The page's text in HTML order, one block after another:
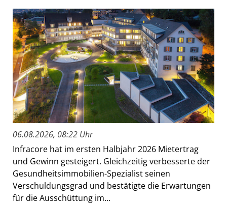
06.08.2026, 08:22 Uhr
Infracore hat im ersten Halbjahr 2026 Mietertrag
und Gewinn gesteigert. Gleichzeitig verbesserte der
Gesundheitsimmobilien-Spezialist seinen
Verschuldungsgrad und bestätigte die Erwartungen
für die Ausschüttung im...